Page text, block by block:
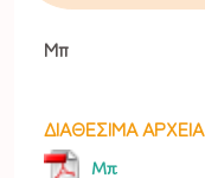
Μπ
ΔΙΑΘΕΣΙΜΑ ΑΡΧΕΙΑ
Μπ